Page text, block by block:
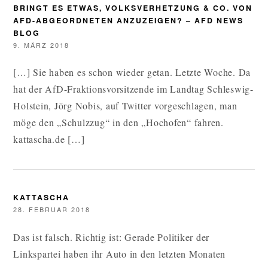
BRINGT ES ETWAS, VOLKSVERHETZUNG & CO. VON
AFD-ABGEORDNETEN ANZUZEIGEN? – AFD NEWS
BLOG
9. MÄRZ 2018
[…] Sie haben es schon wieder getan. Letzte Woche. Da
hat der AfD-Fraktionsvorsitzende im Landtag Schleswig-
Holstein, Jörg Nobis, auf Twitter vorgeschlagen, man
möge den „Schulzzug“ in den „Hochofen“ fahren.
kattascha.de […]
KATTASCHA
28. FEBRUAR 2018
Das ist falsch. Richtig ist: Gerade Politiker der
Linkspartei haben ihr Auto in den letzten Monaten